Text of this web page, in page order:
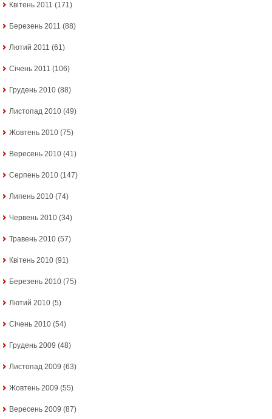
Квітень 2011 (171)
Березень 2011 (88)
Лютий 2011 (61)
Січень 2011 (106)
Грудень 2010 (88)
Листопад 2010 (49)
Жовтень 2010 (75)
Вересень 2010 (41)
Серпень 2010 (147)
Липень 2010 (74)
Червень 2010 (34)
Травень 2010 (57)
Квітень 2010 (91)
Березень 2010 (75)
Лютий 2010 (5)
Січень 2010 (54)
Грудень 2009 (48)
Листопад 2009 (63)
Жовтень 2009 (55)
Вересень 2009 (87)